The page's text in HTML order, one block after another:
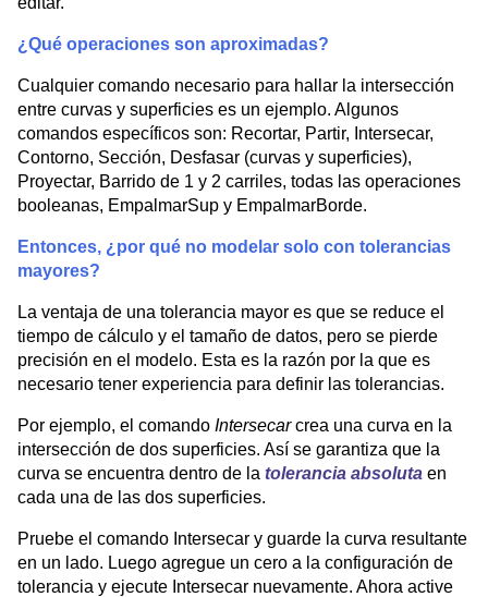
¿Qué operaciones son aproximadas?
Cualquier comando necesario para hallar la intersección
entre curvas y superficies es un ejemplo. Algunos
comandos específicos son: Recortar, Partir, Intersecar,
Contorno, Sección, Desfasar (curvas y superficies),
Proyectar, Barrido de 1 y 2 carriles, todas las operaciones
booleanas, EmpalmarSup y EmpalmarBorde.
Entonces, ¿por qué no modelar solo con tolerancias
mayores?
La ventaja de una tolerancia mayor es que se reduce el
tiempo de cálculo y el tamaño de datos, pero se pierde
precisión en el modelo. Esta es la razón por la que es
necesario tener experiencia para definir las tolerancias.
Por ejemplo, el comando Intersecarcrea una curva en la
intersección de dos superficies. Así se garantiza que la
curva se encuentra dentro de la tolerancia absoluta en
cada una de las dos superficies.
Pruebe el comando Intersecar y guarde la curva resultante
en un lado. Luego agregue un cero a la configuración de
tolerancia y ejecute Intersecar nuevamente. Ahora active